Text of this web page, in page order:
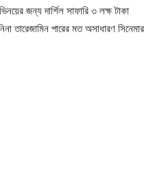
জন্য দার্শিল সাফারি ৩ লক্ষ টাকা
তারেজামিন পারের মত অসাধারণ সিনেমার